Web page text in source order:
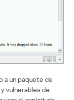
a un paquete de
vulnerables de